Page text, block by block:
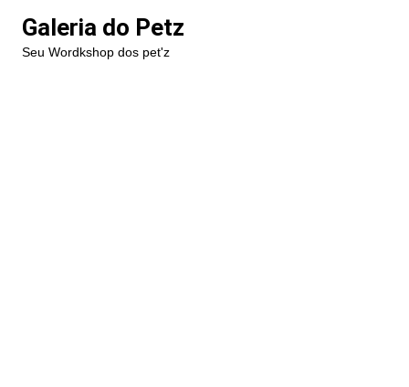
paraGaleria do Petz
Seu Wordkshop dos pet'z